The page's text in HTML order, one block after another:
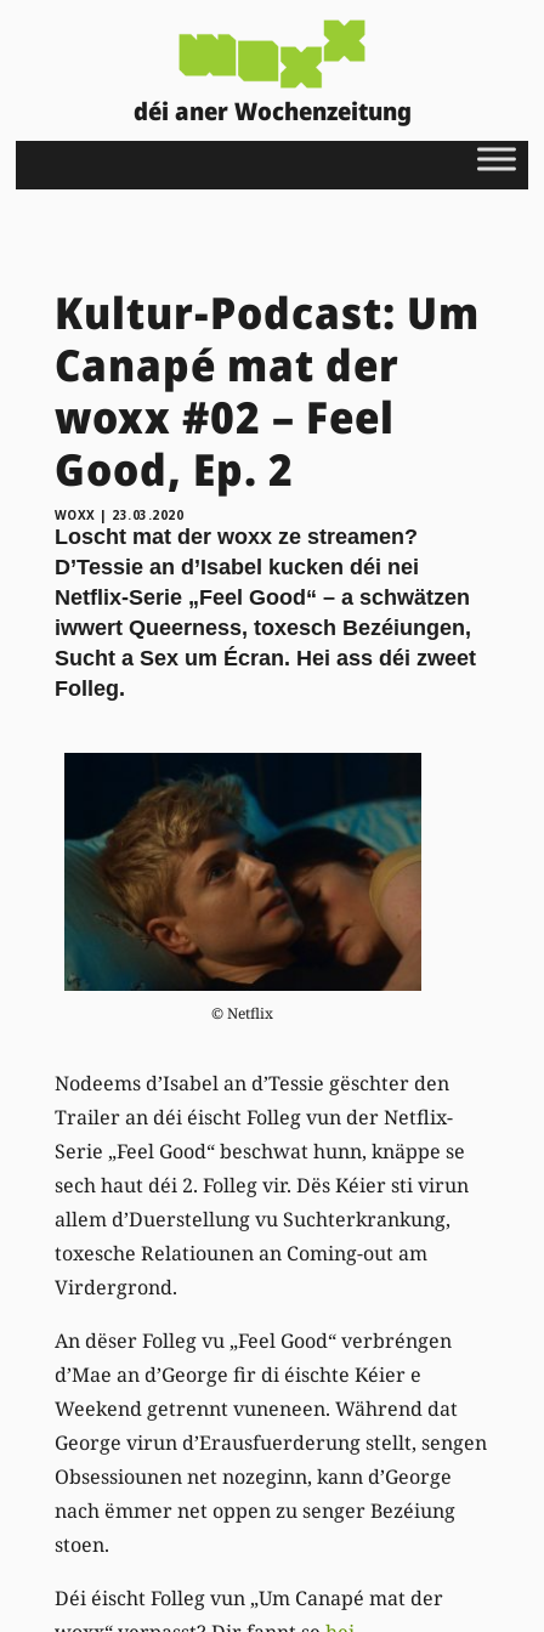
déi aner Wochenzeitung
Kultur-Podcast: Um
Canapé mat der
woxx #02 – Feel
Good, Ep. 2
WOXX | 23.03.2020
Loscht mat der woxx ze streamen?
D’Tessiean d’Isabel kucken déi nei
Netflix-Serie „Feel Good“ – a schwätzen
iwwert Queerness, toxesch Bezéiungen,
Sucht a Sex um Écran. Hei ass déi zweet
Folleg.
© Netflix
Nodeems d’Isabel an d’Tessie gëschter den
Trailer an déi éischt Folleg vun der Netflix-
Serie „Feel Good“ beschwat hunn, knäppe se
sech haut déi 2. Folleg vir. Dës Kéier sti virun
allem d’Duerstellung vu Suchterkrankung,
toxesche Relatiounen an Coming-out am
Virdergrond.
An dëser Folleg vu „Feel Good“ verbréngen
d’Mae an d’George fir di éischte Kéier e
Weekend getrennt vuneneen. Während dat
George virun d’Erausfuerderung stellt, sengen
Obsessiounen net nozeginn, kann d’George
nach ëmmer net oppen zu senger Bezéiung
stoen.
Déi éischt Folleg vun „Um Canapé mat der